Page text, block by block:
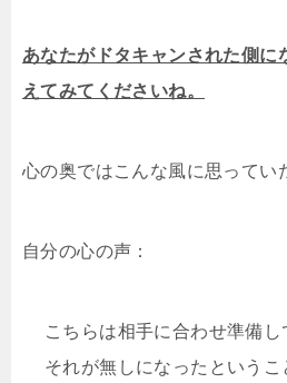
あなたがドタキャンされた側に
えてみてくださいね。
心の奥ではこんな風に思ってい
自分の心の声：
こちらは相手に合わせ準備し
それが無しになったというこ